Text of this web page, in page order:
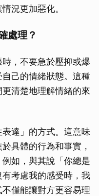
況更加惡化。
處理？
，不要急於壓抑或爆
己的情緒狀態。這種
清楚地理解情緒的來
達」的方式。這意味
具體的行為和事實，
如，與其說「你總是
考慮我的感受時，我
僅能讓對方更容易理